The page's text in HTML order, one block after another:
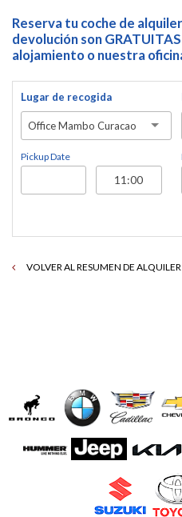
Reserva tu coche de
devolución son
alojamiento o nuestra
Lugar de recogida
Office Mambo Curacao
Pickup Date
VOLVER AL RESUMEN DE